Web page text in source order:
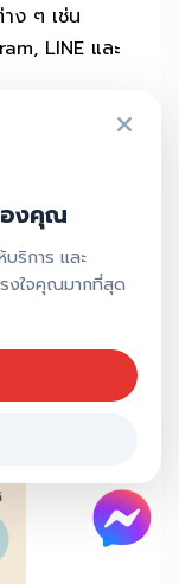
ง ๆ เช่น
LINE และ
ย่างต่อเนื่อง
ม่ต้องกังวล!
างแผนการ
องคุณ
บริการ และ
รงใจคุณมากที่สุด